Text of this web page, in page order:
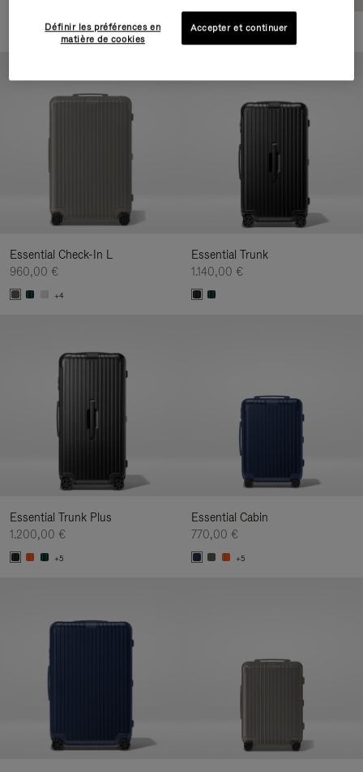
+5
Essential Check-In L
960,00 €
+4
Essential Trunk
1.140,00 €
Essential Trunk Plus
1.200,00 €
+5
Essential Cabin
770,00 €
+5
Définir les préférences en
matière de cookies
Accepter et continuer